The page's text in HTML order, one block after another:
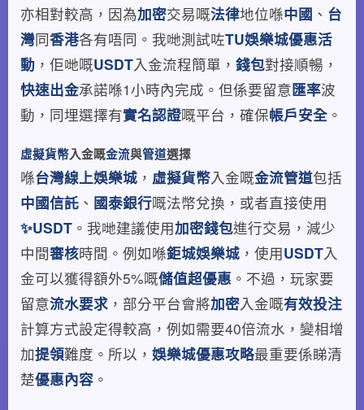
亦相對較高，因為加密交易嘅法律地位喺中國 、 台
灣同香港各有唔同。我哋測試咗TU娛樂城優惠活
動 ，佢哋嘅USDT入金流程簡單， 錢包對接順暢，
快速出金承諾喺1小時內完成。但係要留意匯率波
動，同埋選擇有實名認證嘅平台，確保帳戶安全 。
虛擬貨幣入金嘅金流與管道選擇
喺台灣線上娛樂城 ， 虛擬貨幣入金嘅金流管道包括
中國信託 、 國泰銀行嘅法幣兌換，或者直接使用
✨USDT 。我哋建議使用加密錢包進行交易，減少
中間審核時間。例如喺鉅城娛樂城 ，使用USDT入
金可以獲得額外5%嘅儲值超優惠 。不過，玩家要
留意流水要求 ，部分平台會將加密入金嘅有效投注
計算方式設定得較高，例如需要40倍流水，變相增
加提領難度。所以， 娛樂城優惠攻略最重要係睇清
楚優惠內容 。